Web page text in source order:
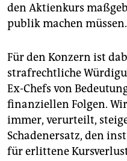
den Aktienkurs
publik machen müssen.
Für den Konzern ist
strafrechtliche
Ex-Chefs von
finanziellen Folgen.
immer, verurteilt,
Schadenersatz, den
für erlittene